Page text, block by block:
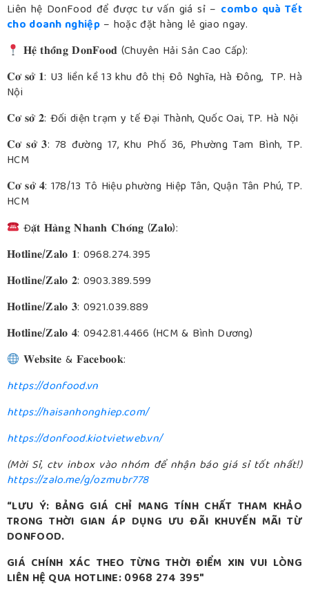
Liên hệ DonFood để được tư vấn giá sỉ – combo quà Tết
cho doanh nghiệp– hoặc đặt hàng lẻ giao ngay.
𝐇𝐞̣̂ 𝐭𝐡𝐨̂́𝐧𝐠 𝐃𝐨𝐧𝐅𝐨𝐨𝐝 (Chuyên Hải Sản Cao Cấp):
𝐂𝐨̛ 𝐬𝐨̛̉ 𝟏: U3 liền kề 13 khu đô thị Đô Nghĩa, Hà Đông, TP. Hà
Nội
𝐂𝐨̛ 𝐬𝐨̛̉ 𝟐: Đối diện trạm y tế Đại Thành, Quốc Oai, TP. Hà Nội
𝐂𝐨̛ 𝐬𝐨̛̉ 𝟑: 78 đường 17, Khu Phố 36, Phường Tam Bình, TP.
HCM
𝐂𝐨̛ 𝐬𝐨̛̉ 𝟒: 178/13 Tô Hiệu phường Hiệp Tân, Quận Tân Phú, TP.
HCM
Đ𝐚̣̆𝐭 𝐇𝐚̀𝐧𝐠 𝐍𝐡𝐚𝐧𝐡 𝐂𝐡𝐨́𝐧𝐠 (𝐙𝐚𝐥𝐨):
𝐇𝐨𝐭𝐥𝐢𝐧𝐞/𝐙𝐚𝐥𝐨 𝟏: 0968.274.395
𝐇𝐨𝐭𝐥𝐢𝐧𝐞/𝐙𝐚𝐥𝐨 𝟐: 0903.389.599
𝐇𝐨𝐭𝐥𝐢𝐧𝐞/𝐙𝐚𝐥𝐨 𝟑: 0921.039.889
𝐇𝐨𝐭𝐥𝐢𝐧𝐞/𝐙𝐚𝐥𝐨 𝟒: 0942.81.4466 (HCM & Bình Dương)
𝐖𝐞𝐛𝐬𝐢𝐭𝐞 & 𝐅𝐚𝐜𝐞𝐛𝐨𝐨𝐤:
https://donfood.vn
https://haisanhonghiep.com/
https://donfood.kiotvietweb.vn/
(Mời Sỉ, ctv inbox vào nhóm để nhận báo giá sỉ tốt nhất!)
https://zalo.me/g/ozmubr778
“LƯU Ý: BẢNG GIÁ CHỈ MANG TÍNH CHẤT THAM KHẢO
TRONG THỜI GIAN ÁP DỤNG ƯU ĐÃI KHUYẾN MÃI TỪ
DONFOOD.
GIÁ CHÍNH XÁC THEO TỪNG THỜI ĐIỂM XIN VUI LÒNG
LIÊN HỆ QUA HOTLINE: 0968 274 395″